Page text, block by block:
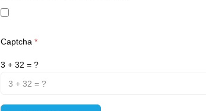
Captcha *
3 + 32 = ?